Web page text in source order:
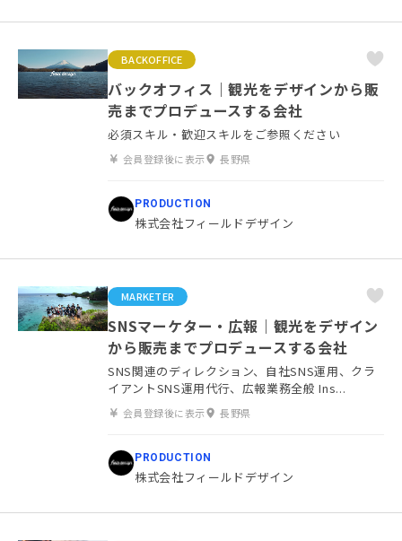
BACKOFFICE
バックオフィス｜観光をデザインから販
売までプロデュースする会社
必須スキル・歓迎スキルをご参照ください
会員登録後に表示 長野県
PRODUCTION
株式会社フィールドデザイン
MARKETER
SNSマーケター・広報｜観光をデザイン
から販売までプロデュースする会社
SNS関連のディレクション、自社SNS運用、クラ
イアントSNS運用代行、広報業務全般 Ins...
会員登録後に表示 長野県
PRODUCTION
株式会社フィールドデザイン